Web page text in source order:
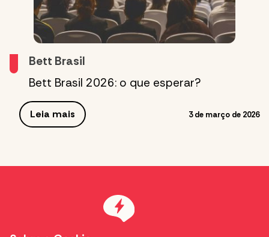
Bett Brasil
Bett Brasil 2026: o que esperar?
Leia mais 3 de março de 2026